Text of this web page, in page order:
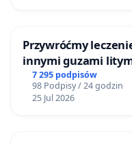
Przywróćmy
innymi guzami
Centrum Zdrowia
7 295 podpisów
98 Podpisy / 24 godzin
25 Jul 2026